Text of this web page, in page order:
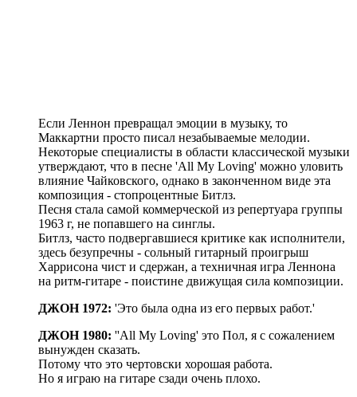
Если Леннон превращал эмоции в музыку, то
Маккартни просто писал незабываемые мелодии.
Некоторые специалисты в области классической музыки
утверждают, что в песне 'All My Loving' можно уловить
влияние Чайковского, однако в законченном виде эта
композиция - стопроцентные Битлз.
Песня стала самой коммерческой из репертуара группы
1963 г, не попавшего на синглы.
Битлз, часто подвергавшиеся критике как исполнители,
здесь безупречны - сольный гитарный проигрыш
Харрисона чист и сдержан, а техничная игра Леннона
на ритм-гитаре - поистине движущая сила композиции.
ДЖОН 1972: 'Это была одна из его первых работ.'
ДЖОН 1980: ''All My Loving' это Пол, я с сожалением
вынужден сказать.
Потому что это чертовски хорошая работа.
Но я играю на гитаре сзади очень плохо.